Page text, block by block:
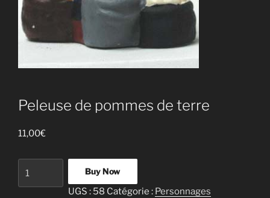
Peleuse de pommes de terre
11,00€
Buy Now
UGS : 58 Catégorie : Personnages